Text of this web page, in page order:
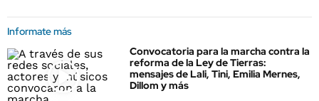
Informate más
Convocatoria para la marcha contra la
reforma de la Ley de Tierras:
mensajes de Lali, Tini, Emilia Mernes,
Dillom y más